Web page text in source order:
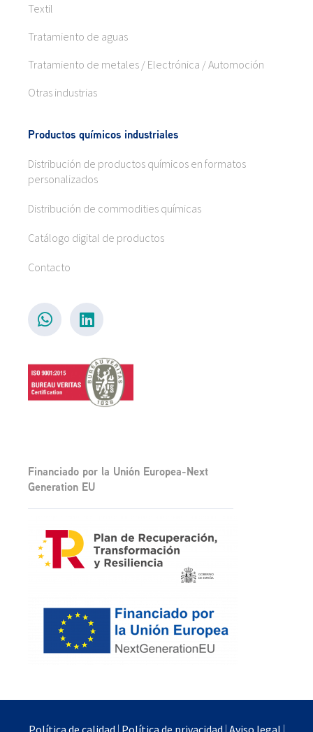
Textil
Tratamiento de aguas
Tratamiento de metales / Electrónica / Automoción
Otras industrias
Productos químicos industriales
Distribución de productos químicos en formatos
personalizados
Distribución de commodities químicas
Catálogo digital de productos
Contacto
Financiado por la Unión Europea-Next
Generation EU
Política de calidad | Política de privacidad | Aviso legal |